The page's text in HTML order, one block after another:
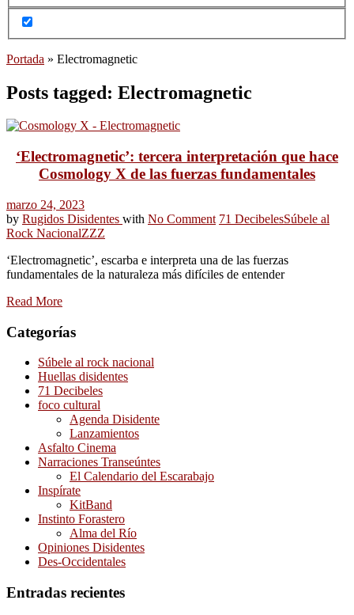
Portada » Electromagnetic
Posts tagged: Electromagnetic
‘Electromagnetic’: tercera interpretación que hace
Cosmology X de las fuerzas fundamentales
marzo 24, 2023
by Rugidos Disidentes with No Comment 71 DecibelesSúbele al
Rock NacionalZZZ
‘Electromagnetic’, escarba e interpreta una de las fuerzas
fundamentales de la naturaleza más difíciles de entender
Read More
Categorías
Súbele al rock nacional
Huellas disidentes
71 Decibeles
foco cultural
Agenda Disidente
Lanzamientos
Asfalto Cinema
Narraciones Transeúntes
El Calendario del Escarabajo
Inspírate
KitBand
Instinto Forastero
Alma del Río
Opiniones Disidentes
Des-Occidentales
Entradas recientes